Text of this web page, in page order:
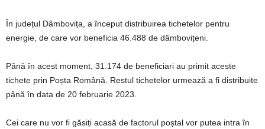
În județul Dâmbovița, a început distribuirea tichetelor pentru
energie, de care vor beneficia 46.488 de dâmbovițeni.
Până în acest moment, 31.174 de beneficiari au primit aceste
tichete prin Poșta Română. Restul tichetelor urmează a fi distribuite
până în data de 20 februarie 2023.
Cei care nu vor fi găsiți acasă de factorul poștal vor putea intra în